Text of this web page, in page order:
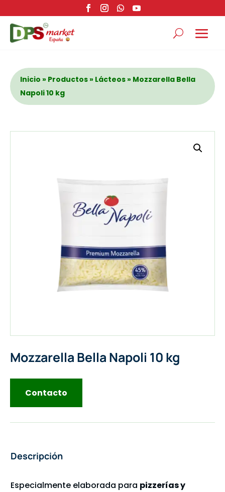
Inicio » Productos » Lácteos » Mozzarella Bella
Napoli 10 kg
Mozzarella Bella Napoli 10 kg
Contacto
Descripción
Especialmente elaborada para pizzerías y